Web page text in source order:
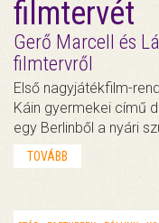
filmtervét
Gerő Marcell és
filmtervről
Első nagyjátékfilm-
Káin gyermekei című
egy Berlinből a nyári
TOVÁBB